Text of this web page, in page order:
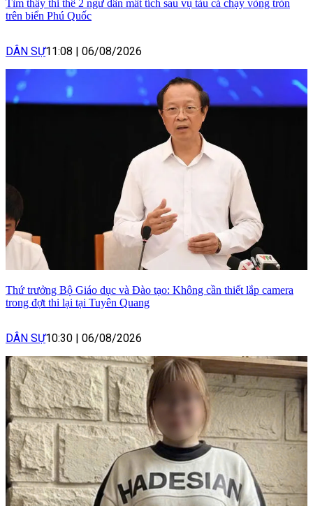
Tìm thấy thi thể 2 ngư dân mất tích sau vụ tàu cá chạy vòng tròn
trên biển Phú Quốc
DÂN SỰ11:08 06/08/2026
Thứ trưởng Bộ Giáo dục và Đào tạo: Không cần thiết lắp camera
trong đợt thi lại tại Tuyên Quang
DÂN SỰ10:30 06/08/2026